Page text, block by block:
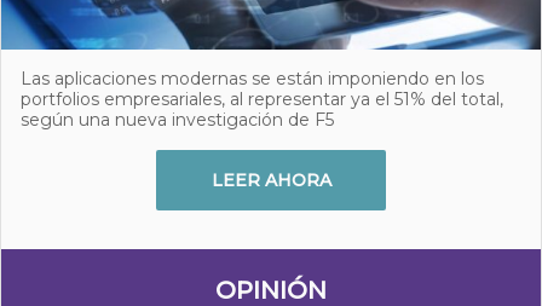
Las aplicaciones modernas se están imponiendo en los
portfolios empresariales, al representar ya el 51% del total,
según una nueva investigación de F5
LEER AHORA
OPINIÓN